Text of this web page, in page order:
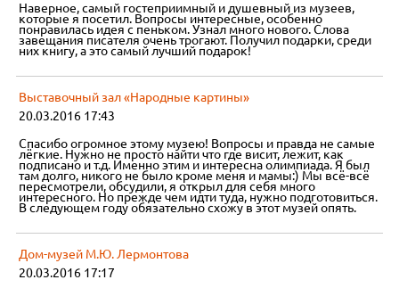
Наверное, самый гостеприимный и душевный из музеев,
которые я посетил. Вопросы интересные, особенно
понравилась идея с пеньком. Узнал много нового. Слова
завещания писателя очень трогают. Получил подарки, среди
них книгу, а это самый лучший подарок!
Выставочный зал «Народные картины»
20.03.2016 17:43
Спасибо огромное этому музею! Вопросы и правда не самые
лёгкие. Нужно не просто найти что где висит, лежит, как
подписано и т.д. Именно этим и интересна олимпиада. Я был
там долго, никого не было кроме меня и мамы:) Мы всё-всё
пересмотрели, обсудили, я открыл для себя много
интересного. Но прежде чем идти туда, нужно подготовиться.
В следующем году обязательно схожу в этот музей опять.
Дом-музей М.Ю. Лермонтова
20.03.2016 17:17